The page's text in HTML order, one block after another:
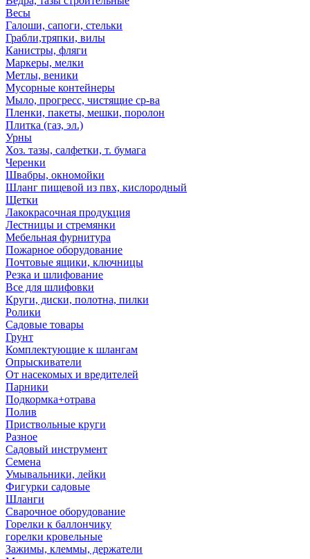
Весы
Галоши, сапоги, стельки
Грабли,тряпки, вилы
Канистры, фляги
Маркеры, мелки
Метлы, веники
Мусорные контейнеры
Мыло, прогресс, чистящие ср-ва
Пленки, пакеты, мешки, поролон
Плитка (газ, эл.)
Урны
Хоз. тазы, салфетки, т. бумага
Черенки
Швабры, окномойки
Шланг пищевой из пвх, кислородный
Щетки
Лакокрасочная продукция
Лестницы и стремянки
Мебельная фурнитура
Пожарное оборудование
Почтовые ящики, ключницы
Резка и шлифование
Все для шлифовки
Круги, диски, полотна, пилки
Ролики
Садовые товары
Грунт
Комплектующие к шлангам
Опрыскиватели
От насекомых и вредителей
Парники
Подкормка+отрава
Полив
Приствольные круги
Разное
Садовый инструмент
Семена
Умывальники, лейки
Фигурки садовые
Шланги
Сварочное оборудование
Горелки к баллончику
горелки кровельные
Зажимы, клеммы, держатели